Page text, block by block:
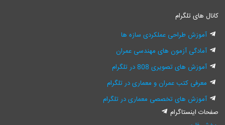
کانال های تلگرام
آموزش طراحی عملکردی سازه ها
آمادگی آزمون های مهندسی عمران
آموزش های تصویری 808 در تلگرام
معرفی کتب عمران و معماری در تلگرام
آموزش های تخصصی معماری در تلگرام
صفحات اینستاگرام